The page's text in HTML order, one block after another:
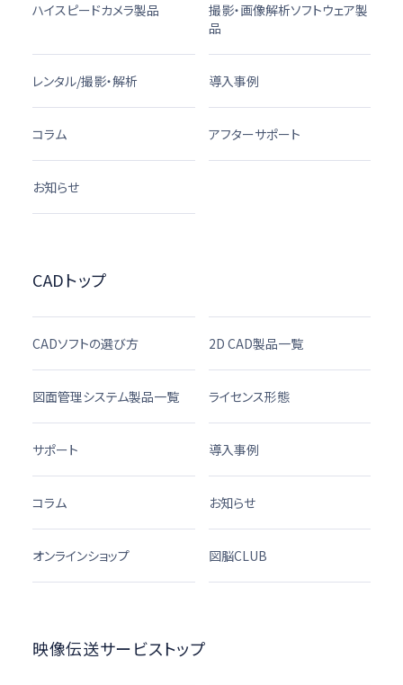
ハイスピードカメラ製品
撮影・画像解析ソフトウェア製
品
レンタル/撮影・解析 導入事例
コラム アフターサポート
お知らせ
CADトップ
CADソフトの選び方 2D CAD製品一覧
図面管理システム製品一覧 ライセンス形態
サポート 導入事例
コラム お知らせ
オンラインショップ 図脳CLUB
映像伝送サービストップ